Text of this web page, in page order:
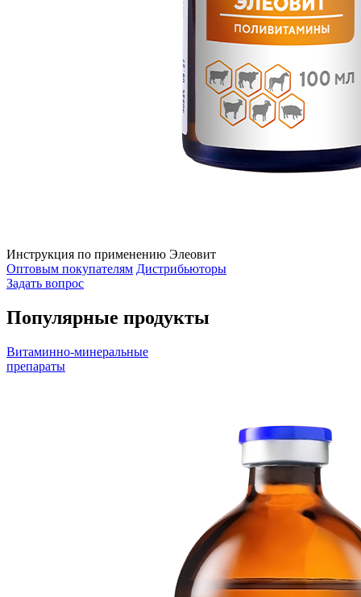
Инструкция по применению Элеовит
Оптовым покупателям Дистрибьюторы
Задать вопрос
Популярные продукты
Витаминно-минеральные
препараты